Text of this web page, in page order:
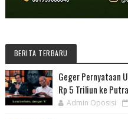
BERITA TERBARU
Geger Pernyataan
Rp 5 Triliun ke
Admin Oposisi